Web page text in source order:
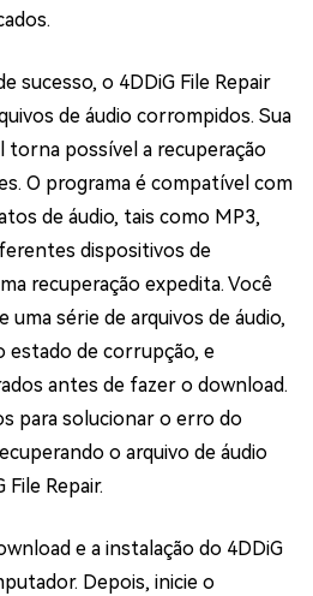
sucesso, o 4DDiG File Repair
de áudio corrompidos. Sua
torna possível a recuperação
O programa é compatível com
de áudio, tais como MP3,
dispositivos de
recuperação expedita. Você
série de arquivos de áudio,
de corrupção, e
antes de fazer o download.
para solucionar o erro do
o arquivo de áudio
Repair.
e a instalação do 4DDiG
Depois, inicie o